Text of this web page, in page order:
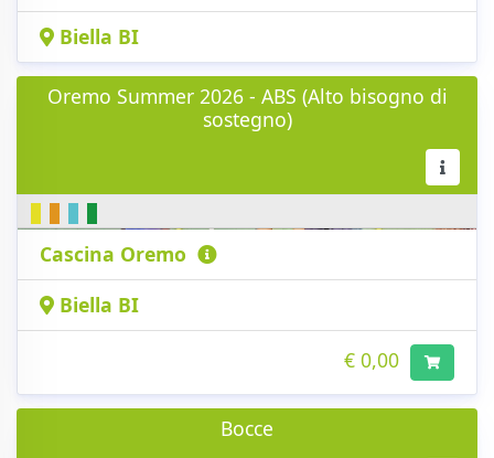
Biella BI
Oremo Summer 2026 - ABS (Alto bisogno di
sostegno)
Cascina Oremo
Biella BI
€ 0,00
Bocce